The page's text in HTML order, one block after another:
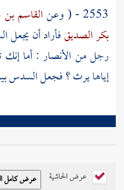
2553 - ( وعن
القاسم
بكر الصديقفأراد أن يجعل
رجل من الأنصار : أما
إياها يرث ؟ فجعل السدس
عرض الحاشية